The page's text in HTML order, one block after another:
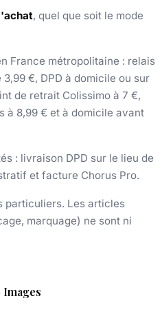
, quel que soit le mode
France métropolitaine : relais
€, DPD à domicile ou sur
de retrait Colissimo à 7 €,
à 8,99 € et à domicile avant
: livraison DPD sur le lieu de
et facture Chorus Pro.
particuliers. Les articles
marquage) ne sont ni
Images